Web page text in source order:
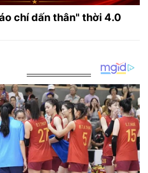
chí dấn thân" thời 4.0